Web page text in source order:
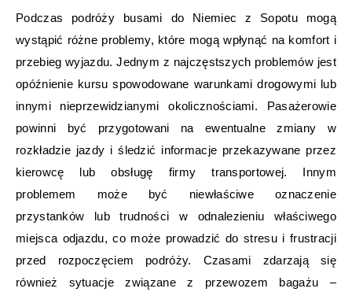
Podczas podróży busami do Niemiec z Sopotu mogą
wystąpić różne problemy, które mogą wpłynąć na komfort i
przebieg wyjazdu. Jednym z najczęstszych problemów jest
opóźnienie kursu spowodowane warunkami drogowymi lub
innymi nieprzewidzianymi okolicznościami. Pasażerowie
powinni być przygotowani na ewentualne zmiany w
rozkładzie jazdy i śledzić informacje przekazywane przez
kierowcę lub obsługę firmy transportowej. Innym
problemem może być niewłaściwe oznaczenie
przystanków lub trudności w odnalezieniu właściwego
miejsca odjazdu, co może prowadzić do stresu i frustracji
przed rozpoczęciem podróży. Czasami zdarzają się
również sytuacje związane z przewozem bagażu –